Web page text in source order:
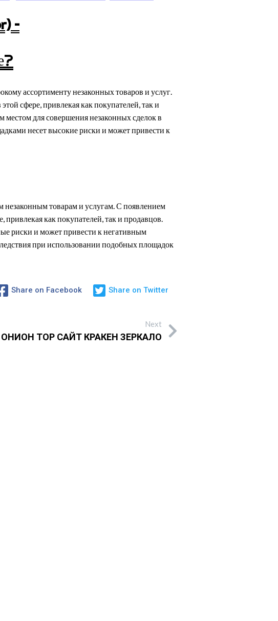
–
ассортименту незаконных товаров и услуг.
сфере, привлекая как покупателей, так и
для совершения незаконных сделок в
несет высокие риски и может привести к
товарам и услугам. С появлением
как покупателей, так и продавцов.
риски и может привести к негативным
при использовании подобных площадок
Share on Facebook Share on Twitter
Next
ТОР САЙТ КРАКЕН ЗЕРКАЛО